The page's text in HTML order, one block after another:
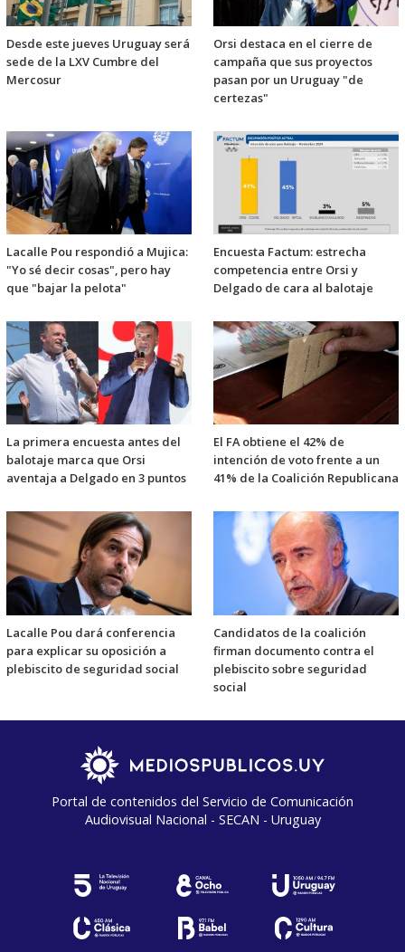
Desde este jueves Uruguay será
sede de la LXV Cumbre del
Mercosur
Orsi destaca en el cierre de
campaña que sus proyectos
pasan por un Uruguay "de
certezas"
Lacalle Pou respondió a Mujica:
"Yo sé decir cosas", pero hay
que "bajar la pelota"
Encuesta Factum: estrecha
competencia entre Orsi y
Delgado de cara al balotaje
La primera encuesta antes del
balotaje marca que Orsi
aventaja a Delgado en 3 puntos
El FA obtiene el 42% de
intención de voto frente a un
41% de la Coalición Republicana
Lacalle Pou dará conferencia
para explicar su oposición a
plebiscito de seguridad social
Candidatos de la coalición
firman documento contra el
plebiscito sobre seguridad
social
Portal de contenidos del Servicio de Comunicación
Audiovisual Nacional - SECAN - Uruguay